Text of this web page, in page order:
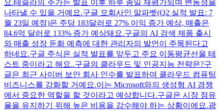
요.테슬라의 주가는 발표 이후 하루 종일 재평가되며 변동성을
나타낼 수 있을 거예요.구글 모회사인 알파벳(Q2 실적 발표: 7
월 23일 예정)은 주당 183달러로 27% 이익 증가 예상, 매출은
84.6억 달러로 133% 증가 예상돼요.구글의 AI 검색 제품 출시
와 매출 성장 둔화 예측에 대한 관리자의 발언이 주목된다고
하네요.구글 주식은 실적 발표를 앞두고 주요 이동평균선을 테
스트 중이라고 해요..구글의 클라우드 및 인공지능 전략은?구
글은 최근 사이버 보안 회사 인수를 발표하여 클라우드 컴퓨팅
비즈니스를 강화할 거예요.이는 Microsoft와의 생성형 AI 경쟁
에서 중요한 역할을 할 것이라고 예상합니다.구글은 시장 점유
율을 유지하기 위해 높은 비용을 감수해야 하는 상황이에요.광